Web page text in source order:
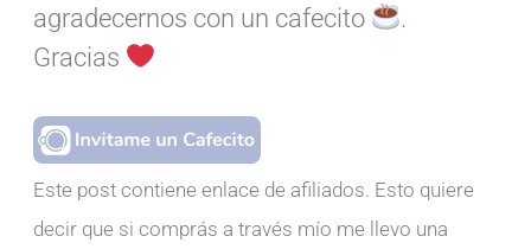
agradecernos con un cafecito
.
Gracias
Este post contiene enlace de afiliados. Esto quiere
decir que si comprás a través mío me llevo una